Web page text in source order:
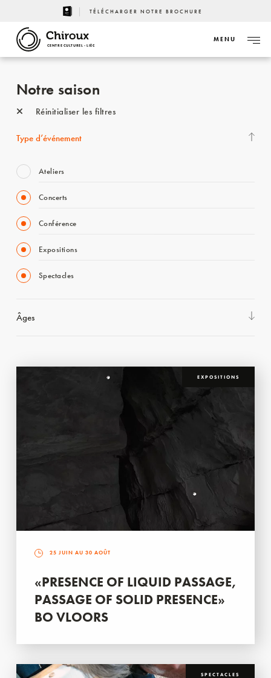
TÉLÉCHARGER NOTRE BROCHURE
CENTRE CULTUREL - LIÈGE
MENU
Notre saison
Réinitialiser les filtres
Type d’événement
Ateliers
Concerts
Conférence
Expositions
Spectacles
Âges
EXPOSITIONS
25 JUIN AU 30 AOÛT
«PRESENCE OF LIQUID PASSAGE,
PASSAGE OF SOLID PRESENCE»
BO VLOORS
SPECTACLES